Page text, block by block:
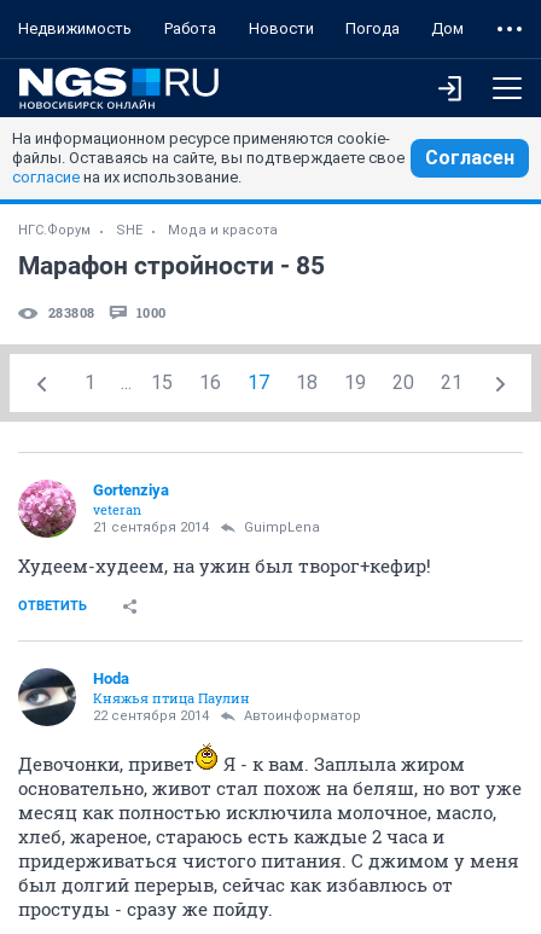
Недвижимость Работа Новости Погода Дом
На информационном ресурсе применяются cookie-
файлы. Оставаясь на сайте, вы подтверждаете свое
согласие на их использование.
Согласен
НГС.Форум SHE Мода и красота
Марафон стройности - 85
283808 1000
1 ... 15 16 17 18 19 20 21
Gortenziya
veteran
21 сентября 2014 GuimpLena
Худеем-худеем, на ужин был творог+кефир!
ОТВЕТИТЬ
Hoda
Княжья птица Паулин
22 сентября 2014 Автоинформатор
Девочонки, привет
Я - к вам. Заплыла жиром
основательно, живот стал похож на беляш, но вот уже
месяц как полностью исключила молочное, масло,
хлеб, жареное, стараюсь есть каждые 2 часа и
придерживаться чистого питания. С джимом у меня
был долгий перерыв, сейчас как избавлюсь от
простуды - сразу же пойду.